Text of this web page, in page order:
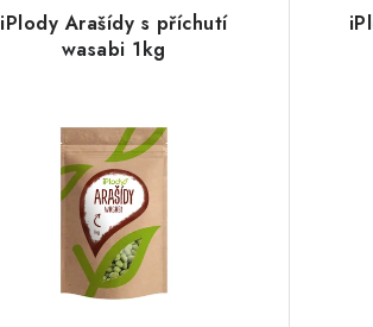
iPlody Arašídy s příchutí
wasabi 1kg